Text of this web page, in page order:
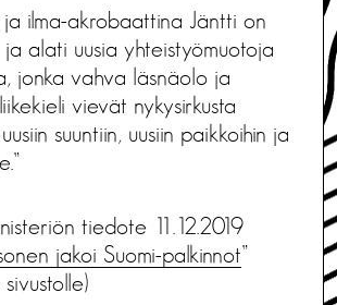
ilma-akrobaattina Jäntti on
alati uusia yhteistyömuotoja
jonka vahva läsnäolo ja
vievät nykysirkusta
suuntiin, uusiin paikkoihin ja
tiedote 11.12.2019
jakoi Suomi-palkinnot”